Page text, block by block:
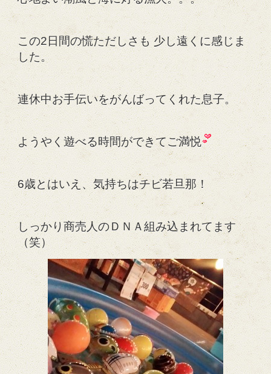
この2日間の慌ただしさも 少し遠くに感じま
した。
連休中お手伝いをがんばってくれた息子。
ようやく遊べる時間ができてご満悦
6歳とはいえ、気持ちはチビ若旦那！
しっかり商売人のＤＮＡ組み込まれてます
（笑）